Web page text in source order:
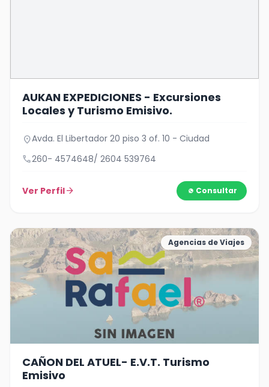
AUKAN EXPEDICIONES - Excursiones
Locales y Turismo Emisivo.
location_onAvda. El Libertador 20 piso 3 of. 10 - Ciudad
call260- 4574648/ 2604 539764
Ver Perfilarrow_forward Consultar
Agencias de Viajes
CAÑON DEL ATUEL- E.V.T. Turismo
Emisivo